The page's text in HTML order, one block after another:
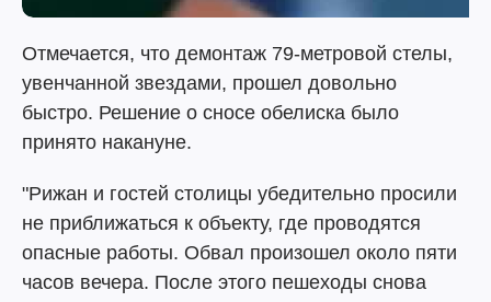
Отмечается, что демонтаж 79-метровой стелы,
увенчанной звездами, прошел довольно
быстро. Решение о сносе обелиска было
принято накануне.
"Рижан и гостей столицы убедительно просили
не приближаться к объекту, где проводятся
опасные работы. Обвал произошел около пяти
часов вечера. После этого пешеходы снова